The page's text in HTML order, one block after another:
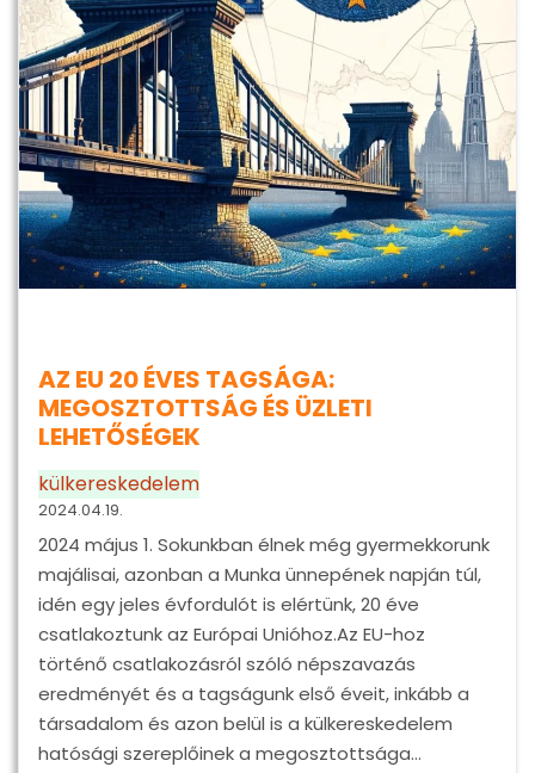
AZ EU 20 ÉVES TAGSÁGA:
MEGOSZTOTTSÁG ÉS ÜZLETI
LEHETŐSÉGEK
külkereskedelem
2024.04.19.
2024 május 1. Sokunkban élnek még gyermekkorunk
majálisai, azonban a Munka ünnepének napján túl,
idén egy jeles évfordulót is elértünk, 20 éve
csatlakoztunk az Európai Unióhoz.Az EU-hoz
történő csatlakozásról szóló népszavazás
eredményét és a tagságunk első éveit, inkább a
társadalom és azon belül is a külkereskedelem
hatósági szereplőinek a megosztottsága…